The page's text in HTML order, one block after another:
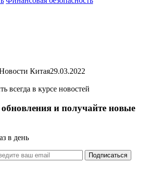
Китая29.03.2022
всегда в курсе новостей
и получайте новые
в день